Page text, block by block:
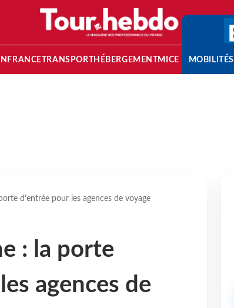
FRANCETRANSPORT HÉBERGEMENTMICE MOBILITÉS
d’entrée pour les agences de voyage
: la porte
agences de